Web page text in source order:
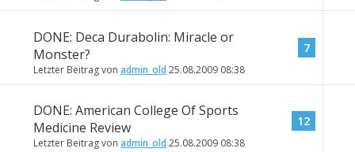
DONE: Deca Durabolin: Miracle or
Monster?
Letzter Beitrag von admin_old 25.08.2009 08:38
7
DONE: American College Of Sports
Medicine Review
Letzter Beitrag von admin_old 25.08.2009 08:38
12